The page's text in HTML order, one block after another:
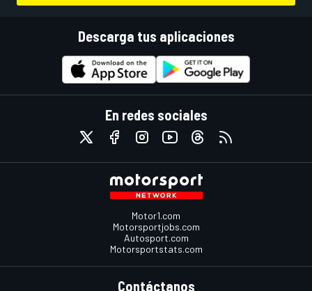
Descarga tus aplicaciones
En redes sociales
Motor1.com
Motorsportjobs.com
Autosport.com
Motorsportstats.com
Contáctanos